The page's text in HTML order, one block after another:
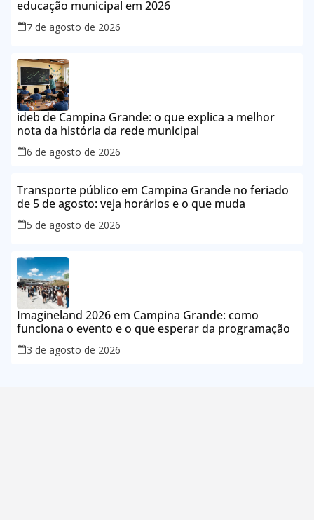
educação municipal em 2026
7 de agosto de 2026
ideb de Campina Grande: o que explica a melhor
nota da história da rede municipal
6 de agosto de 2026
Transporte público em Campina Grande no feriado
de 5 de agosto: veja horários e o que muda
5 de agosto de 2026
Imagineland 2026 em Campina Grande: como
funciona o evento e o que esperar da programação
3 de agosto de 2026